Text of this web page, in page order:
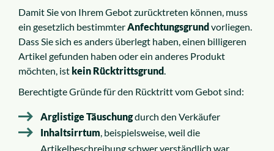
Damit Sie von Ihrem Gebot zurücktreten können, muss
ein gesetzlich bestimmter Anfechtungsgrundvorliegen.
Dass Sie sich es anders überlegt haben, einen billigeren
Artikel gefunden haben oder ein anderes Produkt
möchten, ist kein Rücktrittsgrund
Berechtigte Gründe für den Rücktritt vom Gebot sind:
Arglistige Täuschungdurch den Verkäufer
Inhaltsirrtum , beispielsweise, weil die
Artikelbeschreibung schwer verständlich war